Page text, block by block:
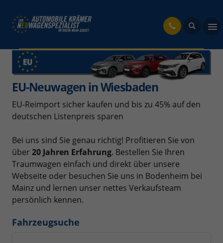
EU-Neuwagen in Wiesbaden
EU-Reimport sicher kaufen und bis zu 45% auf den
deutschen Listenpreis sparen
Bei uns sind Sie genau richtig! Profitieren Sie von
über 20 Jahren Erfahrung. Bestellen Sie Ihren
Traumwagen einfach und direkt über unsere
Webseite oder besuchen Sie uns in Bodenheim bei
Mainz und lernen unser nettes Verkaufsteam
persönlich kennen.
Fahrzeugsuche